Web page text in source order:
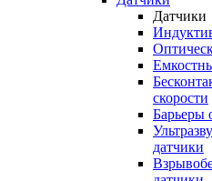
Датчики
скорости
Барьеры
датчики